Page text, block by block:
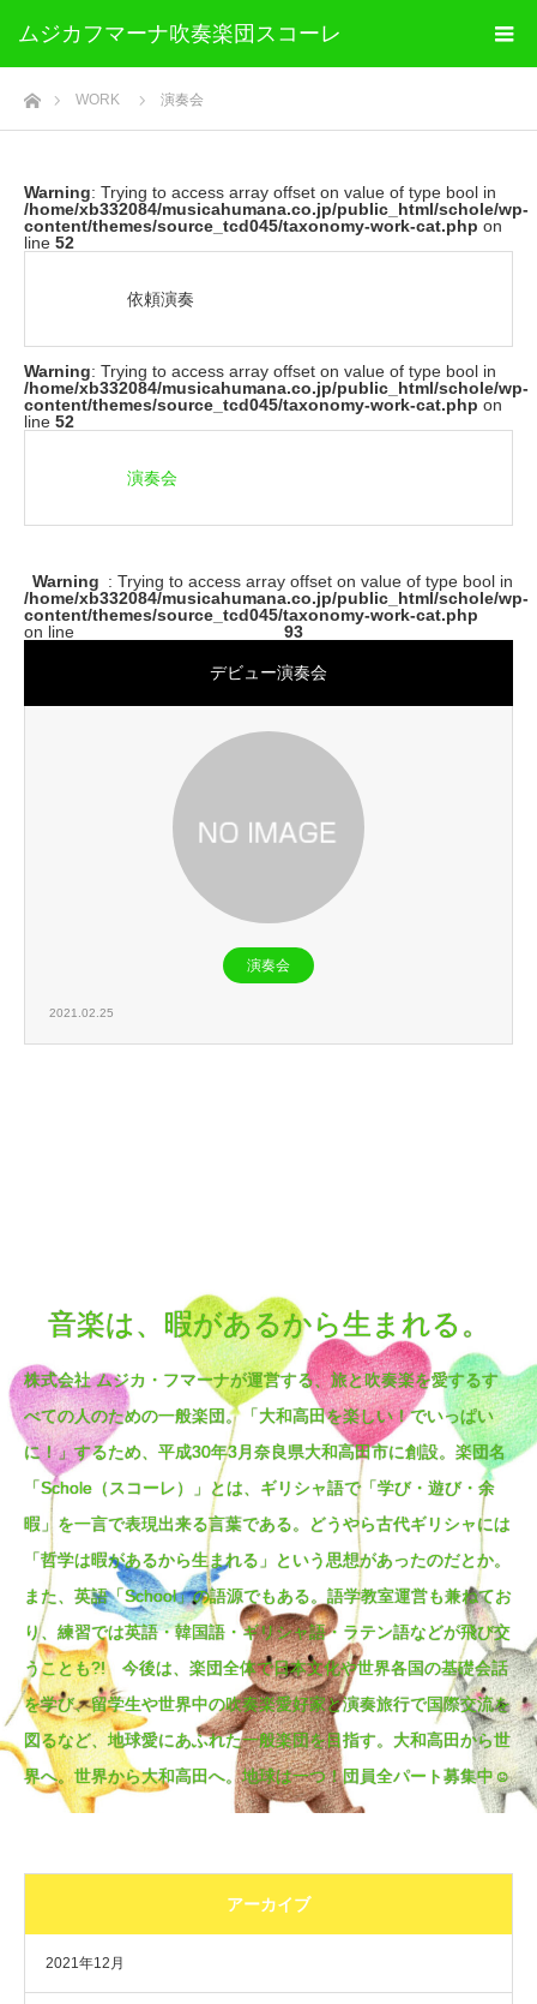
ムジカフマーナ吹奏楽団スコーレ
ホームWORK 演奏会
Warning: Trying to access array offset on value of type bool in
/home/xb332084/musicahumana.co.jp/public_html/schole/wp-
content/themes/source_tcd045/taxonomy-work-cat.php on
line 52
依頼演奏
Warning: Trying to access array offset on value of type bool in
/home/xb332084/musicahumana.co.jp/public_html/schole/wp-
content/themes/source_tcd045/taxonomy-work-cat.php on
line 52
演奏会
Warning : Trying to access array offset on value of type bool in
/home/xb332084/musicahumana.co.jp/public_html/schole/wp-
content/themes/source_tcd045/taxonomy-work-cat.php
on line
93
デビュー演奏会
演奏会
2021.02.25
音楽は、暇があるから生まれる。
株式会社 ムジカ・フマーナが運営する、旅と吹奏楽を愛するす
べての人のための一般楽団。「大和高田を楽しい！でいっぱい
に！」するため、平成30年3月奈良県大和高田市に創設。楽団名
「Schole（スコーレ）」とは、ギリシャ語で「学び・遊び・余
暇」を一言で表現出来る言葉である。どうやら古代ギリシャには
「哲学は暇があるから生まれる」という思想があったのだとか。
また、英語「School」の語源でもある。語学教室運営も兼ねてお
り、練習では英語・韓国語・ギリシャ語・ラテン語などが飛び交
うことも?! 今後は、楽団全体で日本文化や世界各国の基礎会話
を学び、留学生や世界中の吹奏楽愛好家と演奏旅行で国際交流を
図るなど、地球愛にあふれた一般楽団を目指す。大和高田から世
界へ。世界から大和高田へ。地球は一つ！団員全パート募集中☺
アーカイブ
2021年12月